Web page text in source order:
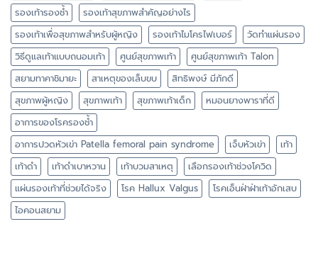
รองเท้ารองช้ำ
รองเท้าสุขภาพสำคัญอย่างไร
รองเท้าเพื่อสุขภาพสำหรับผู้หญิง
รองเท้าไมโครไฟเบอร์
วัดทำแผ่นรอง
วิธีดูแลเท้าแบบถนอมเท้า
ศูนย์สุขภาพเท้า
ศูนย์สุขภาพเท้า Talon
สยามทาคาชิมายะ
สาเหตุของเล็บขบ
สิทธิพงษ์ มีภักดี
สุขภาพผู้หญิง
สุขภาพเท้า สุขภาพเท้าเด็ก
หมอนยางพาราที่ดี
อาการของโรครองช้ำ
อาการปวดหัวเข่า Patella femoral pain syndrome
เจ็บหัวเข่า
เท้า
เท้าดำ
เท้าดำเบาหวาน เท้าบวมสาเหตุ
เลือกรองเท้าช่วงโควิด
แผ่นรองเท้าที่ช่วยได้จริง
โรค Hallux Valgus
โรคเอ็นฝ่าฝ่าเท้าอักเสบ
ไอคอนสยาม